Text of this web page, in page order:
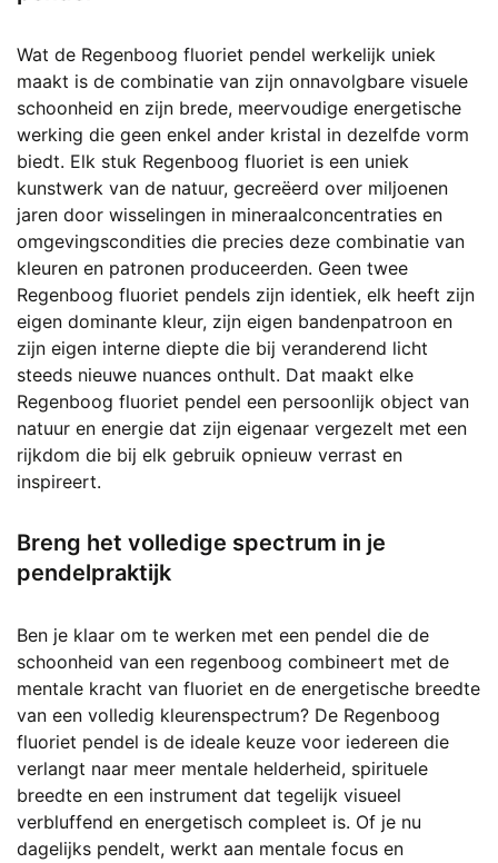
Wat de Regenboog fluoriet pendel werkelijk uniek
maakt is de combinatie van zijn onnavolgbare visuele
schoonheid en zijn brede, meervoudige energetische
werking die geen enkel ander kristal in dezelfde vorm
biedt. Elk stuk Regenboog fluoriet is een uniek
kunstwerk van de natuur, gecreëerd over miljoenen
jaren door wisselingen in mineraalconcentraties en
omgevingscondities die precies deze combinatie van
kleuren en patronen produceerden. Geen twee
Regenboog fluoriet pendels zijn identiek, elk heeft zijn
eigen dominante kleur, zijn eigen bandenpatroon en
zijn eigen interne diepte die bij veranderend licht
steeds nieuwe nuances onthult. Dat maakt elke
Regenboog fluoriet pendel een persoonlijk object van
natuur en energie dat zijn eigenaar vergezelt met een
rijkdom die bij elk gebruik opnieuw verrast en
inspireert.
Breng het volledige spectrum in je
pendelpraktijk
Ben je klaar om te werken met een pendel die de
schoonheid van een regenboog combineert met de
mentale kracht van fluoriet en de energetische breedte
van een volledig kleurenspectrum? De Regenboog
fluoriet pendel is de ideale keuze voor iedereen die
verlangt naar meer mentale helderheid, spirituele
breedte en een instrument dat tegelijk visueel
verbluffend en energetisch compleet is. Of je nu
dagelijks pendelt, werkt aan mentale focus en